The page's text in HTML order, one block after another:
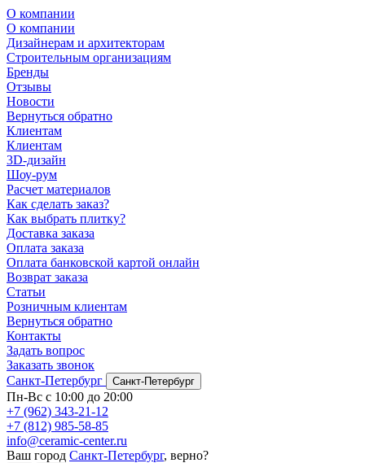
О компании
О компании
Дизайнерам и архитекторам
Строительным организациям
Бренды
Отзывы
Новости
Вернуться обратно
Клиентам
Клиентам
3D-дизайн
Шоу-рум
Расчет материалов
Как сделать заказ?
Как выбрать плитку?
Доставка заказа
Оплата заказа
Оплата банковской картой онлайн
Возврат заказа
Статьи
Розничным клиентам
Вернуться обратно
Контакты
Задать вопрос
Заказать звонок
Санкт-Петербург
Санкт-Петербург
Пн-Вс с 10:00 до 20:00
+7 (962) 343-21-12
+7 (812) 985-58-85
info@ceramic-center.ru
Ваш город Санкт-Петербург, верно?